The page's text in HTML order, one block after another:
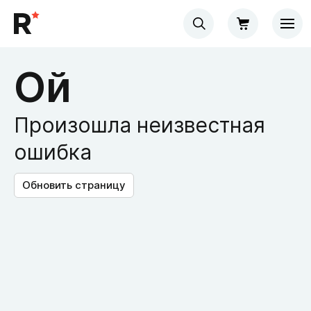
Ой
Произошла неизвестная
ошибка
Обновить страницу